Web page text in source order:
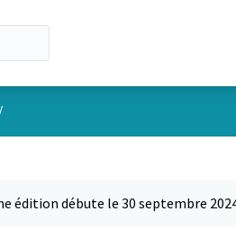
utilisateur
édition débute le 30 septembre